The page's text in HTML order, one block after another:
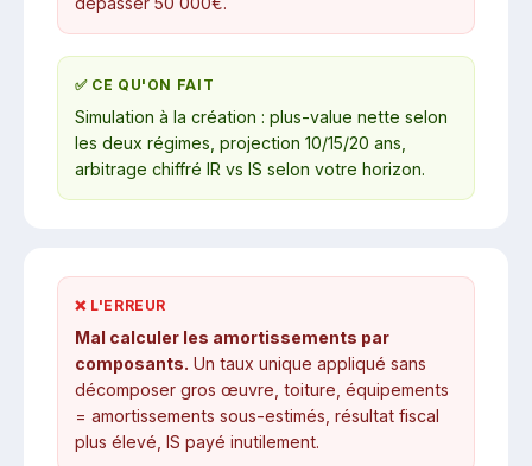
✅ CE QU'ON FAIT
Simulation à la création : plus-value nette selon
les deux régimes, projection 10/15/20 ans,
arbitrage chiffré IR vs IS selon votre horizon.
❌ L'ERREUR
Mal calculer les amortissements par
composants. Un taux unique appliqué sans
décomposer gros œuvre, toiture, équipements
= amortissements sous-estimés, résultat fiscal
plus élevé, IS payé inutilement.